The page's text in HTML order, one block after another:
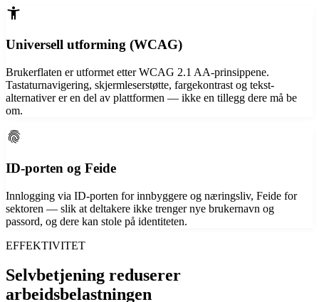
accessibility_new
Universell utforming (WCAG)
Brukerflaten er utformet etter WCAG 2.1 AA-prinsippene.
Tastaturnavigering, skjermleserstøtte, fargekontrast og tekst-
alternativer er en del av plattformen — ikke en tillegg dere må be
om.
fingerprint
ID-porten og Feide
Innlogging via ID-porten for innbyggere og næringsliv, Feide for
sektoren — slik at deltakere ikke trenger nye brukernavn og
passord, og dere kan stole på identiteten.
EFFEKTIVITET
Selvbetjening reduserer
arbeidsbelastningen